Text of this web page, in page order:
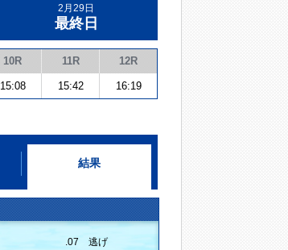
2月29日
最終日
10R 11R 12R
15:08 15:42 16:19
結果
.07 逃げ